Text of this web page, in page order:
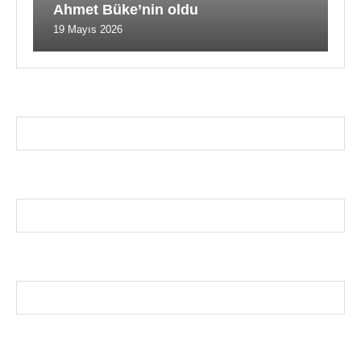
Ahmet Büke’nin oldu
19 Mayıs 2026